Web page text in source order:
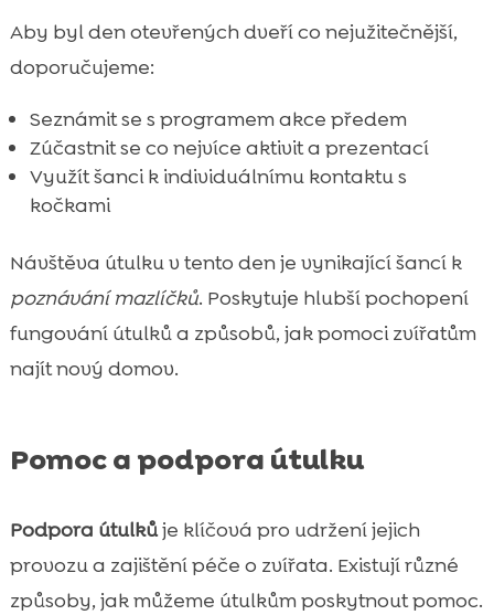
Aby byl den otevřených dveří co nejužitečnější,
doporučujeme:
Seznámit se s programem akce předem
Zúčastnit se co nejvíce aktivit a prezentací
Využít šanci k individuálnímu kontaktu s
kočkami
Návštěva útulku v tento den je vynikající šancí k
poznávání mazlíčků. Poskytuje hlubší pochopení
fungování útulků a způsobů, jak pomoci zvířatům
najít nový domov.
Pomoc a podpora útulku
Podpora útulkůje klíčová pro udržení jejich
provozu a zajištění péče o zvířata. Existují různé
způsoby, jak můžeme útulkům poskytnout pomoc.